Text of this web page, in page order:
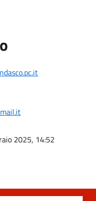
2025, 14:52